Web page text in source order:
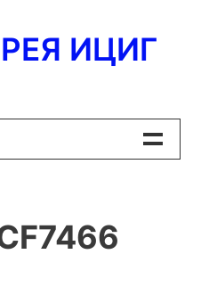
ИЦИГ
РАН